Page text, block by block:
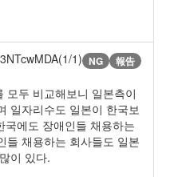
1) NG 報告
모두 비교해보니 일본측이
일자리수도 일본이 한국보
국에도 장애인들 채용하는
들 채용하는 회사들도 일본
이 있다.